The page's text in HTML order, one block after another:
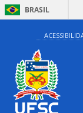
BRASIL